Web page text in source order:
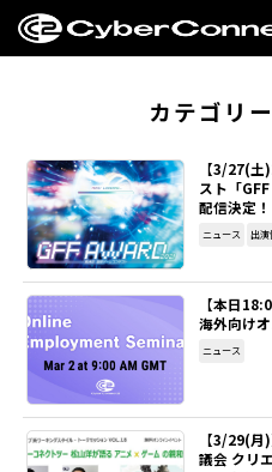
MANGA
FILM
カテゴリ
【3/27(
スト「
配信決定！
ニュース 出演
【本日
海外向け
ニュース
【3/29(
議会 クリ